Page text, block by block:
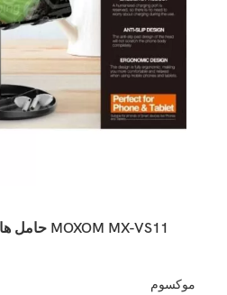
MOXOM MX-VS11 حامل هاتف وتابلت قابل للتعديل 360 درجة
موكسوم